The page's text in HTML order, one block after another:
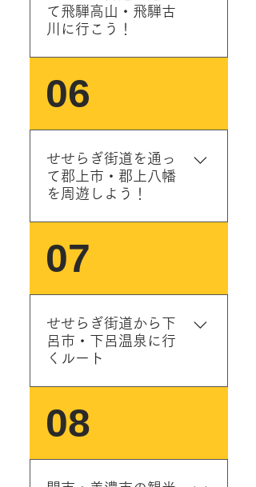
ジェラートが郡上でも食べ
られますよ。 ④ライダーズ
達！！地元食材を使ったオ
リジナルメニューが人気の
がおすすめです☆写真の明
宝ジビエカレーは鹿肉のす
ね肉がゴロゴロ入った傑作
メニュー！おすすめです！
約。＞詳細 ⑤明宝温泉 湯
泉とほぼ同じ成分のアルカ
リ性単純弱放射能温泉！日
帰り入浴ならこちらがおす
すめ！お食事処もありま
清見庵おおくら 人気のお
蕎麦やさん ⑦ウッドフォー
約 150,000本 <6月中旬～7
月上旬 > ササユリ 約 20,000
サイ（紫陽花）約 5,000株
然散策・紅葉狩り＞ 🌈オス
スメ! 紅葉も新緑も抜群に美
西ウレ峠遊歩道 ＜自然散
策・紅葉狩り＞ 🌈オススメ!
せせらぎ街道の最高地点に
の流れと鳥の声に癒されま
す！ ※豪雨被害により奥の
おりますが池の周りは周遊
可能。 ④おおくら滝遊歩
道 ＜滝めぐり・紅葉狩
が圧巻！車で滝見展望台で
上がることもできます。（2
枚目の写真） ※足元はスニ
す。 ※車で行く場合はすれ
違うのには車幅が狭いで
みください！ ①郡上八幡リ
バーウッドオートキャンプ
めいほうキャンプ場 ＜キ
ャンプ・オートキャンプ・
BBQ・川遊び・渓流釣り＞
場。道の駅明宝に隣接して
おり、肉や野菜やお酒など
の買い出しに便利！綺麗な
ます。※冬季休業 ＞詳細 ③
めいほう高原キャンプフィ
ールド ＜アクティビテ
🌈オススメ! バーベキュー
や、ジップラインやアクロ
スパイダー（空中トランポ
リン）、カヌーといった体
験ができるアクティビティ
施設「ＡＳＯＢＯＴ」（予
ー場 ＞詳細 ④釣り堀つりぼ
て飛騨高山・飛騨古
川に行こう！
アルプスなど雄大な自然に
囲まれ古き良き文化を色濃
く残す、岐阜県を代表する
観光スポットの一つです！
岐阜市・関西・愛知方面か
ら下道で行く場合は国道156
していくことができます。
（日帰り可・連泊もオスス
メ） <飛騨高山・飛騨古川の
（飛騨産直市そやな） ③道
の駅飛騨古川いぶし ④道の
駅奥飛騨温泉上宝 ⑤道の駅
⑦道の駅飛騨街道なぎさ ⑧
道の駅ひだ朝日村 <飛騨高
山・飛騨古川の人気スポッ
06
せせらぎ街道を通っ
て郡上市・郡上八幡
を周遊しよう！
駅明宝（磨墨の里） ②道の
駅古今伝授の里やまと ③道
の駅 清流の里・しろとり ④
道の駅 白尾ふれあいパーク
⑤道の駅 白山文化の里長滝
⑥道の駅大日岳 ⑦道の駅美
観光スポット・行事＞ ①郡
上踊り（ぐじょうおどり）
🌈オススメ! 郡上踊りは郡上
07
せせらぎ街道から下
呂市・下呂温泉に行
くルート
A：道の駅パスカル清見から
国道257号線を通って馬瀬・
下呂方面へ ※特に冬季は凍
結・積雪注意。 B：明宝畑
08